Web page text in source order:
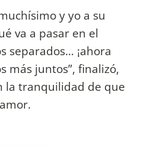
y yo a su
va a pasar en el
separados… ¡ahora
más juntos”, finalizó,
la tranquilidad de que